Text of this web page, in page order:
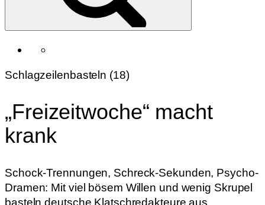
Schlagzeilenbasteln (18)
„Freizeitwoche“ macht
krank
Schock-Trennungen, Schreck-Sekunden, Psycho-
Dramen: Mit viel bösem Willen und wenig Skrupel
basteln deutsche Klatschredakteure aus